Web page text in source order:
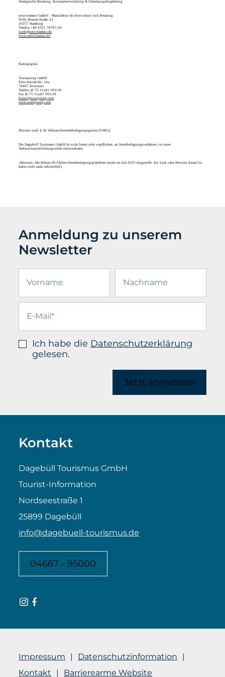
Strategische Beratung, Konzeptentwicklung & Umsetzungsbegleitung
netzvitamine GmbH – Manufaktur für Innovation und Beratung
Willy-Brandt-Straße 23
20257 Hamburg
Telefon +49 8321 78787-20
nord@netzvitamine.de
www.netzvitamine.de
Kartographie
Toursprung GmbH
Fritz-Arnold-Str. 16a
78467 Konstanz
Telefon (0 75 31)-81 993-30
Fax (0 75 31)-81 993-39
buero@toursprung.com
www.toursprung.com
Hinweis nach § 36 Verbraucherstreitbeilegungsgesetz (VSBG)
Die Dagebüll Tourismus GmbH ist nicht bereit oder verpflichtet, an Streitbeilegungsverfahren vor einer
Verbraucherschlichtungsstelle teilzunehmen.
(Hinweis: Die frühere EU-Online-Streitbeilegungsplattform wurde im Juli 2025 eingestellt. Ein Link oder Hinweis darauf ist
daher nicht mehr erforderlich)
Anmeldung zu unserem
Newsletter
Ich habe die Datenschutzerklärung
gelesen.
Jetzt anmelden
Kontakt
Dagebüll Tourismus GmbH
Tourist-Information
Nordseestraße 1
25899 Dagebüll
info@dagebuell-tourismus.de
04667 - 95000
Impressum
Datenschutzinformation
Kontakt
Barrierearme Website